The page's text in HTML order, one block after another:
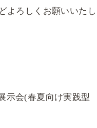
よろしくお願いいたし
示会(春夏向け実践型